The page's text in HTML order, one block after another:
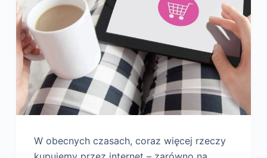
W obecnych czasach, coraz więcej rzeczy